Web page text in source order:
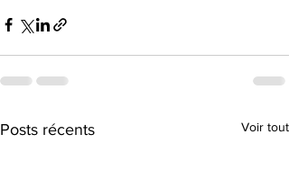
Posts récents Voir tout